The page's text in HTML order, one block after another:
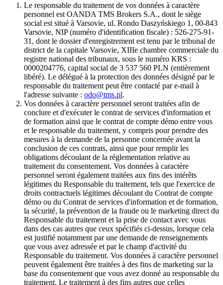
Le responsable du traitement de vos données à caractère
personnel est OANDA TMS Brokers S.A., dont le siège
social est situé à Varsovie, ul. Rondo Daszyńskiego 1, 00-843
Varsovie, NIP (numéro d'identification fiscale) : 526-275-91-
31, dont le dossier d'enregistrement est tenu par le tribunal de
district de la capitale Varsovie, XIIIe chambre commerciale du
registre national des tribunaux, sous le numéro KRS :
0000204776, capital social de 3 537 560 PLN (entièrement
libéré). Le délégué à la protection des données désigné par le
responsable du traitement peut être contacté par e-mail à
l'adresse suivante : odo@tms.pl.
Vos données à caractère personnel seront traitées afin de
conclure et d'exécuter le contrat de services d'information et
de formation ainsi que le contrat de compte démo entre vous
et le responsable du traitement, y compris pour prendre des
mesures à la demande de la personne concernée avant la
conclusion de ces contrats, ainsi que pour remplir les
obligations découlant de la réglementation relative au
traitement du consentement. Vos données à caractère
personnel seront également traitées aux fins des intérêts
légitimes du Responsable du traitement, tels que l'exercice de
droits contractuels légitimes découlant du Contrat de compte
démo ou du Contrat de services d'information et de formation,
la sécurité, la prévention de la fraude ou le marketing direct du
Responsable du traitement et la prise de contact avec vous
dans des cas autres que ceux spécifiés ci-dessus, lorsque cela
est justifié notamment par une demande de renseignements
que vous avez adressée et par le champ d'activité du
Responsable du traitement. Vos données à caractère personnel
peuvent également être traitées à des fins de marketing sur la
base du consentement que vous avez donné au responsable du
traitement. Le traitement à des fins autres que celles